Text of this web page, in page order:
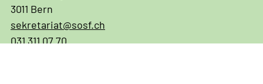
3011 Bern
sekretariat@sosf.ch
031 311 07 70